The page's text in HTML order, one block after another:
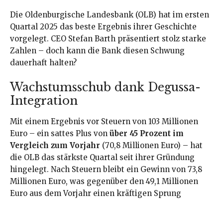
Die Oldenburgische Landesbank (OLB) hat im ersten
Quartal 2025 das beste Ergebnis ihrer Geschichte
vorgelegt. CEO Stefan Barth präsentiert stolz starke
Zahlen – doch kann die Bank diesen Schwung
dauerhaft halten?
Wachstumsschub dank Degussa-
Integration
Mit einem Ergebnis vor Steuern von 103 Millionen
Euro – ein sattes Plus von über 45 Prozent im
Vergleich zum Vorjahr (70,8 Millionen Euro) – hat
die OLB das stärkste Quartal seit ihrer Gründung
hingelegt. Nach Steuern bleibt ein Gewinn von 73,8
Millionen Euro, was gegenüber den 49,1 Millionen
Euro aus dem Vorjahr einen kräftigen Sprung